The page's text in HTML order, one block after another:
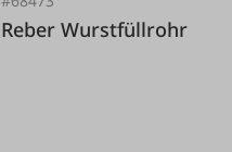
Reber Wurstfüllrohr